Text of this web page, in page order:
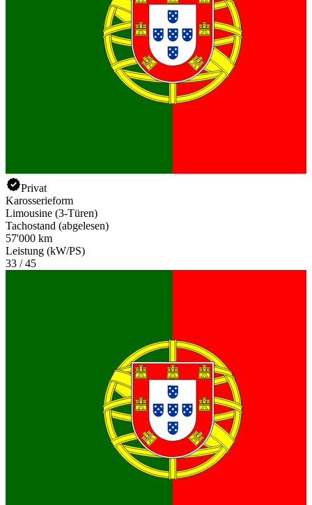
Privat
Karosserieform
Limousine (3-Türen)
Tachostand (abgelesen)
57'000 km
Leistung (kW/PS)
33 / 45